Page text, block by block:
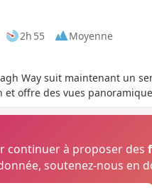
2h 55
Moyenne
Way suit maintenant un
offre des vues
continuer à proposer des
soutenez-nous en